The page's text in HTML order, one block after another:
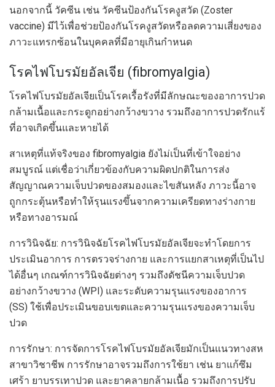
นอกจากนี้ วัคซีน เช่น วัคซีนป้องกันโรคงูสวัด (Zoster
vaccine) มีไว้เพื่อช่วยป้องกันโรคงูสวัดหรือลดความเสี่ยงของ
ภาวะแทรกซ้อนในบุคคลที่มีอายุเกินกำหนด
โรคไฟโบรมัยอัลเจีย (fibromyalgia)
โรคไฟโบรมัยอัลเจียเป็นโรคเรื้อรังที่มีลักษณะของอาการปวด
กล้ามเนื้อและกระดูกอย่างกว้างขวาง รวมถึงอาการปวดรักแร้
ที่อาจเกิดขึ้นและหายได้
สาเหตุที่แท้จริงของ fibromyalgia ยังไม่เป็นที่เข้าใจอย่าง
สมบูรณ์ แต่เชื่อว่าเกี่ยวข้องกับความผิดปกติในการส่ง
สัญญาณความเจ็บปวดของสมองและไขสันหลัง ภาวะนี้อาจ
ถูกกระตุ้นหรือทำให้รุนแรงขึ้นจากความเครียดทางร่างกาย
หรือทางอารมณ์
การวินิจฉัย: การวินิจฉัยโรคไฟโบรมัยอัลเจียจะทำโดยการ
ประเมินอาการ การตรวจร่างกาย และการแยกสาเหตุที่เป็นไป
ได้อื่นๆ เกณฑ์การวินิจฉัยต่างๆ รวมถึงดัชนีความเจ็บปวด
อย่างกว้างขวาง (WPI) และระดับความรุนแรงของอาการ
(SS) ใช้เพื่อประเมินขอบเขตและความรุนแรงของความเจ็บ
ปวด
การรักษา: การจัดการโรคไฟโบรมัยอัลเจียมักเป็นแนวทางสห
สาขาวิชาชีพ การรักษาอาจรวมถึงการใช้ยา เช่น ยาแก้ซึม
เศร้า ยาบรรเทาปวด และยาคลายกล้ามเนื้อ รวมถึงการปรับ